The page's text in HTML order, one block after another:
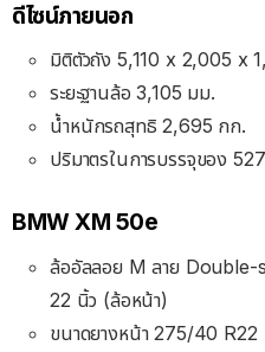
ดีไซน์ภายนอก
มิติตัวถัง 5,110 x 2,005 x
ระยะฐานล้อ 3,105 มม.
น้ำหนักรถสุทธิ 2,695 กก.
ปริมาตรในการบรรจุของ
BMW XM 50e
ล้ออัลลอย M ลาย
22 นิ้ว (ล้อหน้า)
ขนาดยางหน้า 275/40 R22